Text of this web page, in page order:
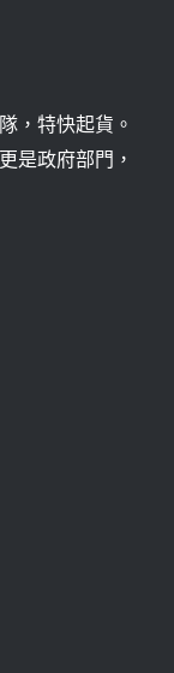
，特快起貨。
是政府部門，